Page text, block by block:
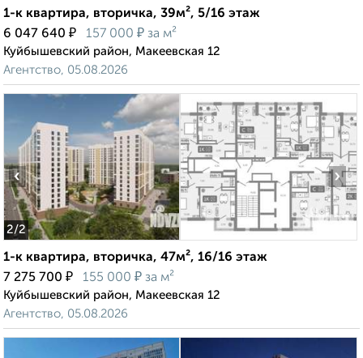
1-к квартира, вторичка, 39м², 5/16 этаж
6 047 640 ₽ 157 000 ₽ за м²
Куйбышевский район, Макеевская 12
Агентство, 05.08.2026
2/2
‹ ›
1-к квартира, вторичка, 47м², 16/16 этаж
7 275 700 ₽ 155 000 ₽ за м²
Куйбышевский район, Макеевская 12
Агентство, 05.08.2026